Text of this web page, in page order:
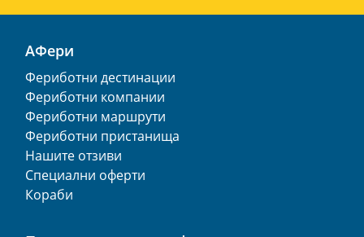
АФери
Фериботни дестинации
Фериботни компании
Фериботни маршрути
Фериботни пристанища
Нашите отзиви
Специални оферти
Кораби